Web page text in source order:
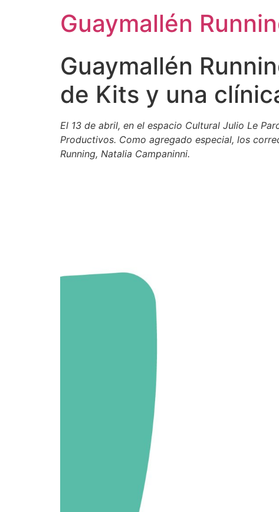
Guaymallén
Guaymallén
de Kits y una
El 13 de abril, en el espacio Cultural Julio Le
Productivos. Como agregado especial, los
Running, Natalia Campaninni.